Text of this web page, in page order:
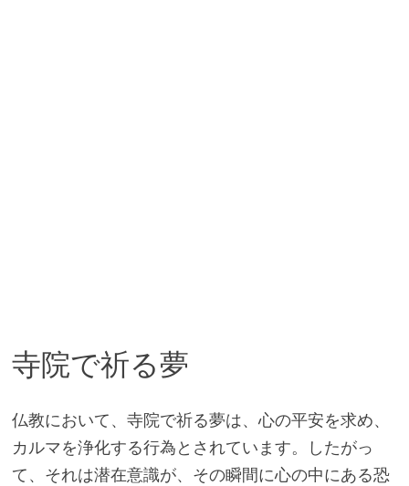
寺院で祈る夢
仏教において、寺院で祈る夢は、心の平安を求め、
カルマを浄化する行為とされています。したがっ
て、それは潜在意識が、その瞬間に心の中にある恐